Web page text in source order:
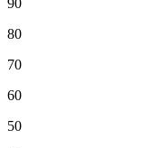
90
80
70
60
50